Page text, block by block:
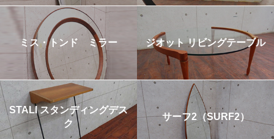
ミス・トンド ミラー ジオット リビングテーブル
STALI スタンディングデス
ク
サーフ2（SURF2）